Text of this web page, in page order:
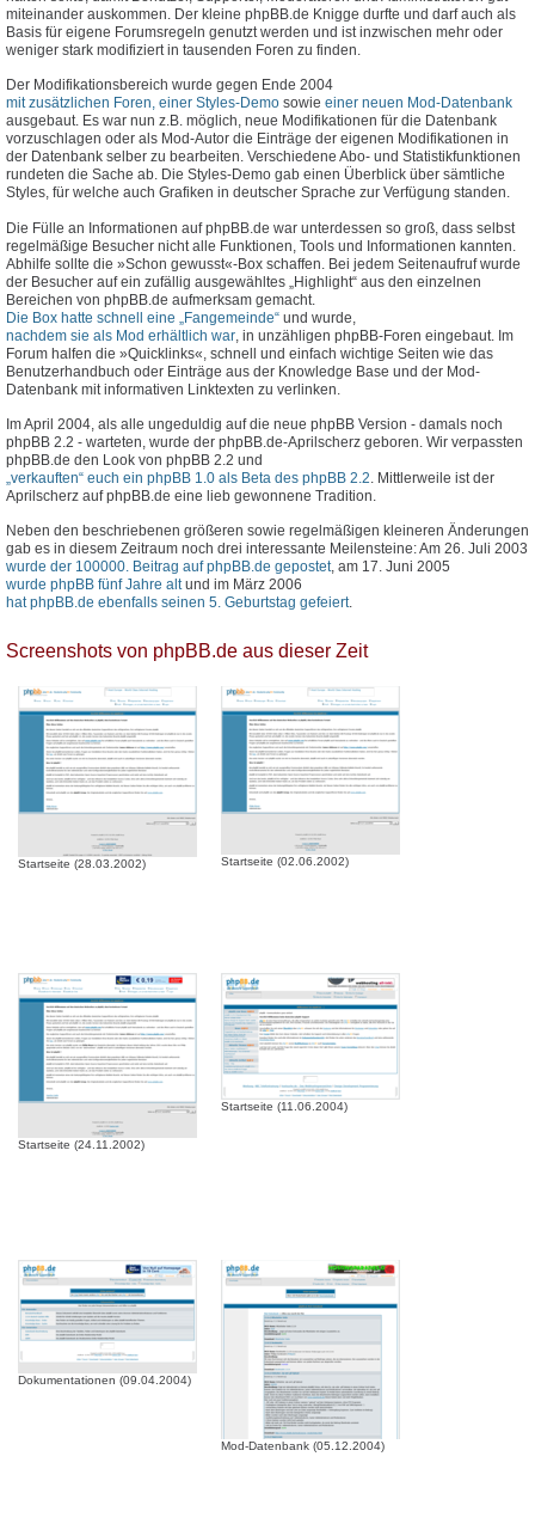
miteinander auskommen. Der kleine phpBB.de Knigge durfte und darf auch als
Basis für eigene Forumsregeln genutzt werden und ist inzwischen mehr oder
weniger stark modifiziert in tausenden Foren zu finden.
Der Modifikationsbereich wurde gegen Ende 2004
mit zusätzlichen Foren, einer Styles-Demo sowie einer neuen Mod-Datenbank
ausgebaut. Es war nun z.B. möglich, neue Modifikationen für die Datenbank
vorzuschlagen oder als Mod-Autor die Einträge der eigenen Modifikationen in
der Datenbank selber zu bearbeiten. Verschiedene Abo- und Statistikfunktionen
rundeten die Sache ab. Die Styles-Demo gab einen Überblick über sämtliche
Styles, für welche auch Grafiken in deutscher Sprache zur Verfügung standen.
Die Fülle an Informationen auf phpBB.de war unterdessen so groß, dass selbst
regelmäßige Besucher nicht alle Funktionen, Tools und Informationen kannten.
Abhilfe sollte die »Schon gewusst«-Box schaffen. Bei jedem Seitenaufruf wurde
der Besucher auf ein zufällig ausgewähltes „Highlight“ aus den einzelnen
Bereichen von phpBB.de aufmerksam gemacht.
Die Box hatte schnell eine „Fangemeinde“ und wurde,
nachdem sie als Mod erhältlich war , in unzähligen phpBB-Foren eingebaut. Im
Forum halfen die »Quicklinks«, schnell und einfach wichtige Seiten wie das
Benutzerhandbuch oder Einträge aus der Knowledge Base und der Mod-
Datenbank mit informativen Linktexten zu verlinken.
Im April 2004, als alle ungeduldig auf die neue phpBB Version - damals noch
phpBB 2.2 - warteten, wurde der phpBB.de-Aprilscherz geboren. Wir verpassten
phpBB.de den Look von phpBB 2.2 und
„verkauften“ euch ein phpBB 1.0 als Beta des phpBB 2.2. Mittlerweile ist der
Aprilscherz auf phpBB.de eine lieb gewonnene Tradition.
Neben den beschriebenen größeren sowie regelmäßigen kleineren Änderungen
gab es in diesem Zeitraum noch drei interessante Meilensteine: Am 26. Juli 2003
wurde der 100000. Beitrag auf phpBB.de gepostet, am 17. Juni 2005
wurde phpBB fünf Jahre altund im März 2006
hat phpBB.de ebenfalls seinen 5. Geburtstag gefeiert.
Screenshots von phpBB.de aus dieser Zeit
Startseite (28.03.2002) Startseite (02.06.2002)
Startseite (24.11.2002)
Startseite (11.06.2004)
Dokumentationen (09.04.2004)
Mod-Datenbank (05.12.2004)